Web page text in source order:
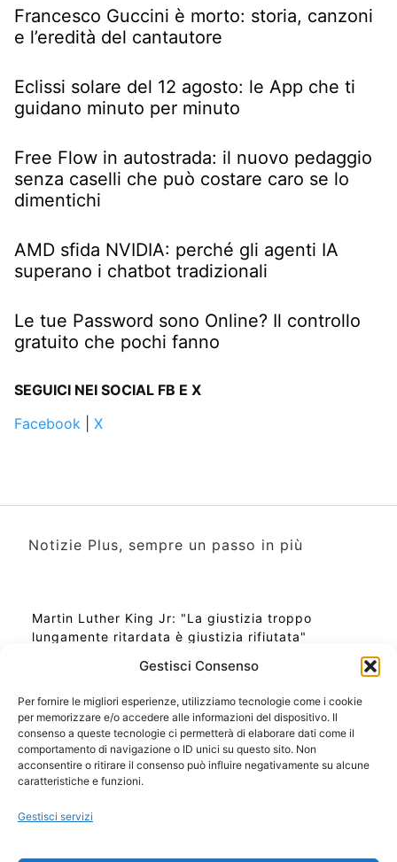
Gestisci Consenso
Per fornire le migliori esperienze, utilizziamo tecnologie come i cookie
per memorizzare e/o accedere alle informazioni del dispositivo. Il
consenso a queste tecnologie ci permetterà di elaborare dati come il
comportamento di navigazione o ID unici su questo sito. Non
acconsentire o ritirare il consenso può influire negativamente su alcune
caratteristiche e funzioni.
Gestisci servizi
Francesco Guccini è morto: storia, canzoni
e l’eredità del cantautore
Eclissi solare del 12 agosto: le App che ti
guidano minuto per minuto
Free Flow in autostrada: il nuovo pedaggio
senza caselli che può costare caro se lo
dimentichi
AMD sfida NVIDIA: perché gli agenti IA
superano i chatbot tradizionali
Le tue Password sono Online? Il controllo
gratuito che pochi fanno
SEGUICI NEI SOCIAL FB E X
Facebook
X
Notizie Plus, sempre un passo in più
Martin Luther King Jr: "La giustizia troppo
lungamente ritardata è giustizia rifiutata"
Ora Esatta in Italia in questo momento
Ti Senti Strano Ultimamente? Potrebbe Essere per
la Risonanza di Schumann
Come Sapere Se Stai Ascendendo alla Quinta